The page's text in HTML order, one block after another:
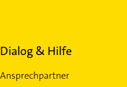
Dialog & Hilfe
Ansprechpartner